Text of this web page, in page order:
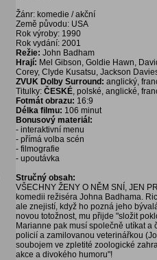
Žánr: komedie / akční
Země původu: USA
Rok výroby: 1990
Rok vydání: 2001
Režie: John Badham
Hrají: Mel Gibson, Goldie Hawn,
Corey, Clyde Kusatsu, Jackson
ZVUK Dolby Surround: anglický,
Titulky: ČESKÉ, polské, anglické,
Fotmát obrazu: 16:9
Délka filmu: 106 minut
Bonusový materiál:
- interaktivní menu
- přímá volba scén
- filmografie
- upoutávka
Stručný obsah:
VŠECHNY ŽENY O NĚM SNÍ, JEN
komedii režiséra Johna Badhama.
ale znejistí, když ho pozná jeho
novou totožnost, mu přijde "složit
Marianne pak musí společně utíkat
policií a zamilovanou veterinářkou
soubojem ve zpletité zoologické
akce a divokého humoru"!